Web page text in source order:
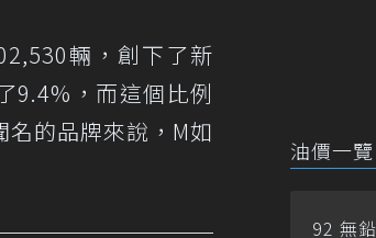
輛，創下了新
9.4%，而這個比例
的品牌來說，M如
油價一
92 無鉛